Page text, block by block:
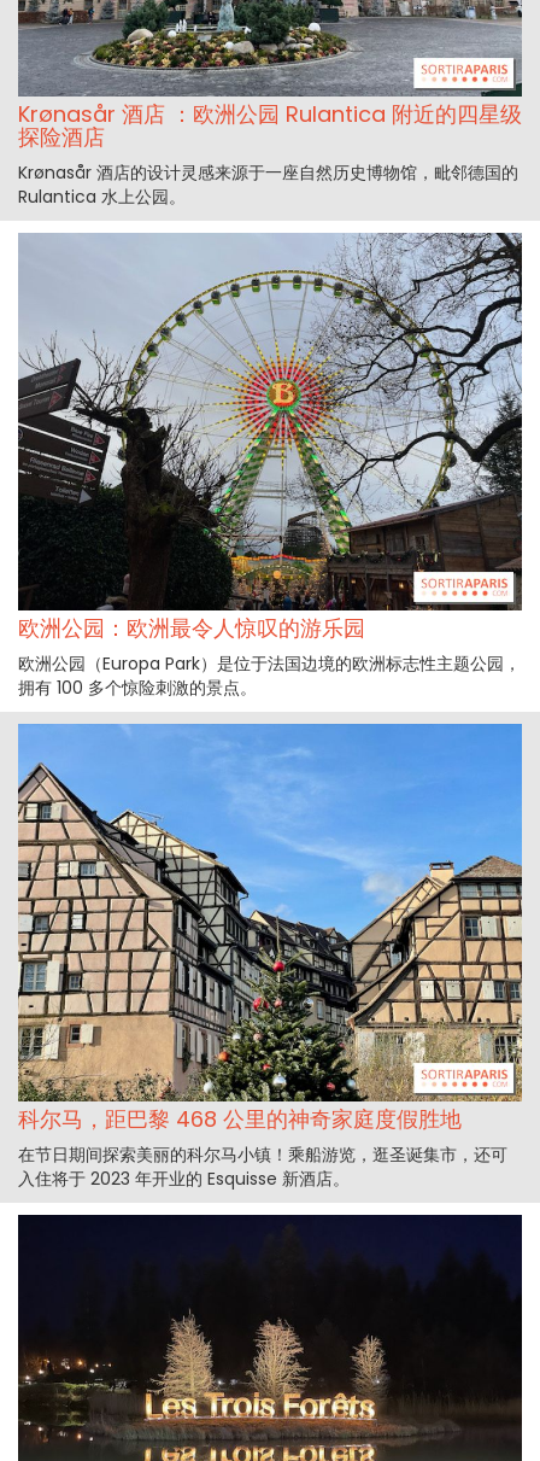
Krønasår 酒店 ：欧洲公园 Rulantica 附近的四星级
探险酒店
Krønasår 酒店的设计灵感来源于一座自然历史博物馆，毗邻德国的
Rulantica 水上公园。
欧洲公园：欧洲最令人惊叹的游乐园
欧洲公园（Europa Park）是位于法国边境的欧洲标志性主题公园，
拥有 100 多个惊险刺激的景点。
科尔马，距巴黎 468 公里的神奇家庭度假胜地
在节日期间探索美丽的科尔马小镇！乘船游览，逛圣诞集市，还可
入住将于 2023 年开业的 Esquisse 新酒店。